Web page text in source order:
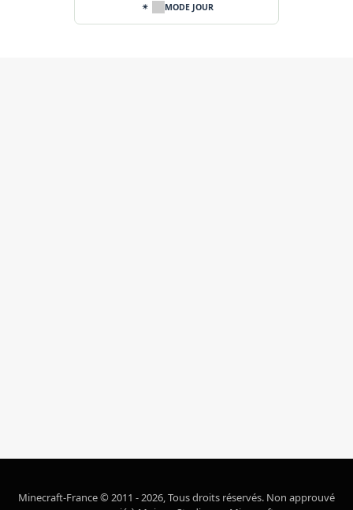
MODE JOUR
Minecraft-France © 2011 - 2026, Tous droits réservés. Non approuvé